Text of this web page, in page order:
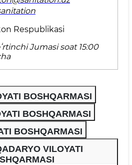
Respublikasi
Jumasi soat 15:00
BOSHQARMASI
BOSHQARMASI
BOSHQARMASI
VILOYATI